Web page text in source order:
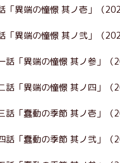
「異端の憧憬 其ノ壱」 （
「異端の憧憬 其ノ弐」 （
話「異端の憧憬 其ノ参」
話「異端の憧憬 其ノ四」
話「蠢動の季節 其ノ壱」
話「蠢動の季節 其ノ弐」